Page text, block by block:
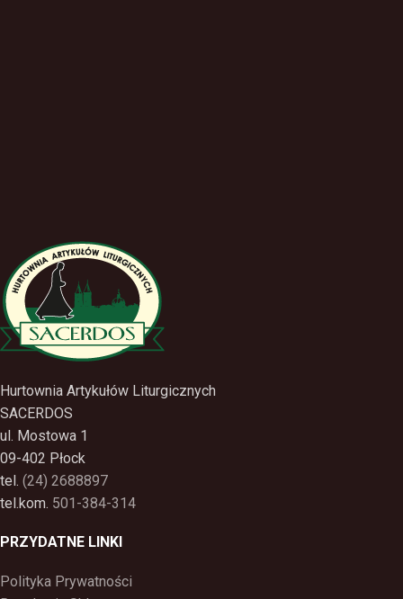
Hurtownia Artykułów Liturgicznych
SACERDOS
ul. Mostowa 1
09-402 Płock
tel. (24) 2688897
tel.kom. 501-384-314
PRZYDATNE LINKI
Polityka Prywatności